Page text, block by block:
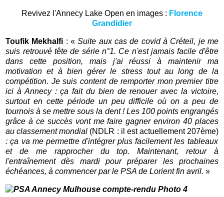
Revivez l'Annecy Lake Open en images : Florence
Grandidier
Toufik Mekhalfi : «Suite aux cas de covid à Créteil, je me
suis retrouvé tête de série n°1. Ce n'est jamais facile d'être
dans cette position, mais j'ai réussi à maintenir ma
motivation et à bien gérer le stress tout au long de la
compétition. Je suis content de remporter mon premier titre
ici à Annecy : ça fait du bien de renouer avec la victoire,
surtout en cette période un peu difficile où on a peu de
tournois à se mettre sous la dent ! Les 100 points engrangés
grâce à ce succès vont me faire gagner environ 40 places
au classement mondial (NDLR : il est actuellement 207ème)
: ça va me permettre d'intégrer plus facilement les tableaux
et de me rapprocher du top. Maintenant, retour à
l'entraînement dès mardi pour préparer les prochaines
échéances, à commencer par le PSA de Lorient fin avril.»